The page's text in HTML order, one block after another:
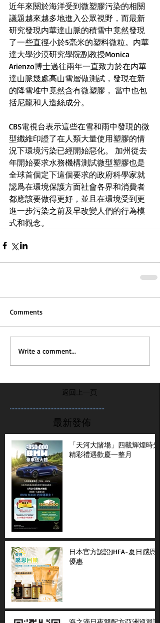
近年來關於海洋受到微塑膠污染的相關
議題越來越多地進入公眾視野，而最新
研究發現内華達山脈的積雪中竟然發現
了一些直徑小於5毫米的塑料微粒。内華
達大學沙漠研究學院副教授Monica
Arienzo博士過往兩年一直致力於在内華
達山脈幾處高山雪層做測試，發現在新
的降雪堆中竟然含有微塑膠， 當中也包
括尼龍和人造絲成分。
CBS電視台表示這些在雪和雨中發現的微
型纖維印證了在人類大量使用塑膠的情
況下環境污染已經開始惡化。 加州從去
年開始要求水務機構測試微型塑膠也是
全球首個定下這個要求的政府科學家就
認爲在環境保護方面社會各界和消費者
都應該要做得更好，並且在環境受到更
進一步污染之前及早改變人們的行為模
式和觀念。
Comments
Write a comment...
返回上一頁
...............................................................
最新發佈
「天河大賭場」四載輝煌時光
精彩禮遇歡慶一整月
日本官方認證JHFA-夏日感恩
優惠